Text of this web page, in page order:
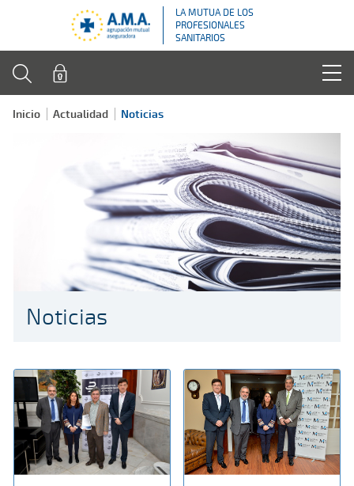
LA MUTUA DE LOS
PROFESIONALES
SANITARIOS
Inicio Actualidad Noticias
Noticias